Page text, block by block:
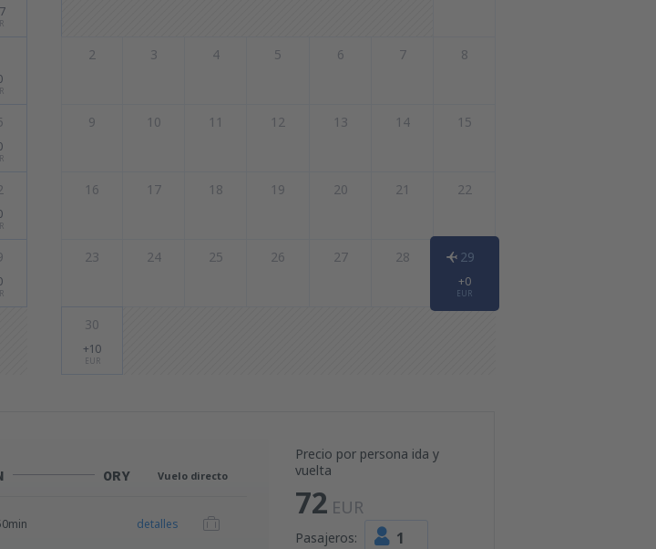
2 3 4 5 6 7 8
9 10 11 12 13 14 15
16 17 18 19 20 21 22
23 24 25 26 27 28 29
+0
EUR
30
+10
EUR
Precio por persona ida y
vuelta
72 EUR
Pasajeros: 1
ORY Vuelo directo
detalles